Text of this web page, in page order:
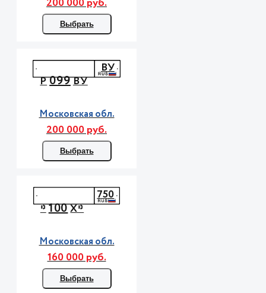
Выбрать
Р099ВУ
ВУ
Московская обл.
200 000 руб.
Выбрать
*100Х*
750
Московская обл.
160 000 руб.
Выбрать